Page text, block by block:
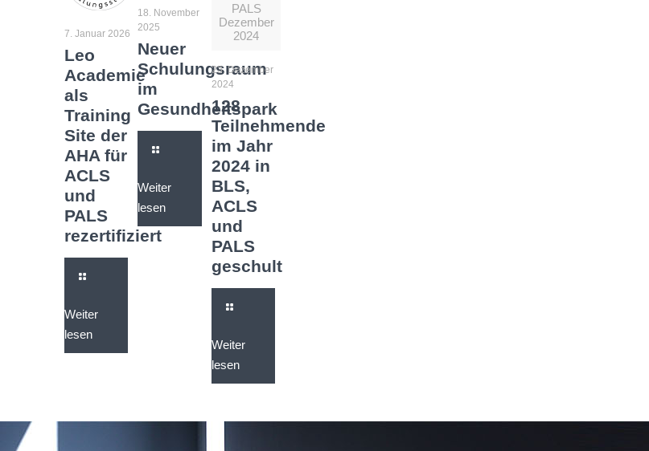
7. Januar 2026
Leo
Academie
als
Training
Site der
AHA für
ACLS
und
PALS
rezertifiziert
Weiter
lesen
18. November
2025
Neuer
Schulungsraum
im
Gesundheitspark
Weiter
lesen
PALS
Dezember
2024
23. Dezember
2024
128
Teilnehmende
im Jahr
2024 in
BLS,
ACLS
und
PALS
geschult
Weiter
lesen